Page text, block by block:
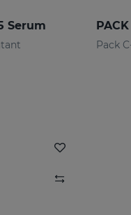
Serum